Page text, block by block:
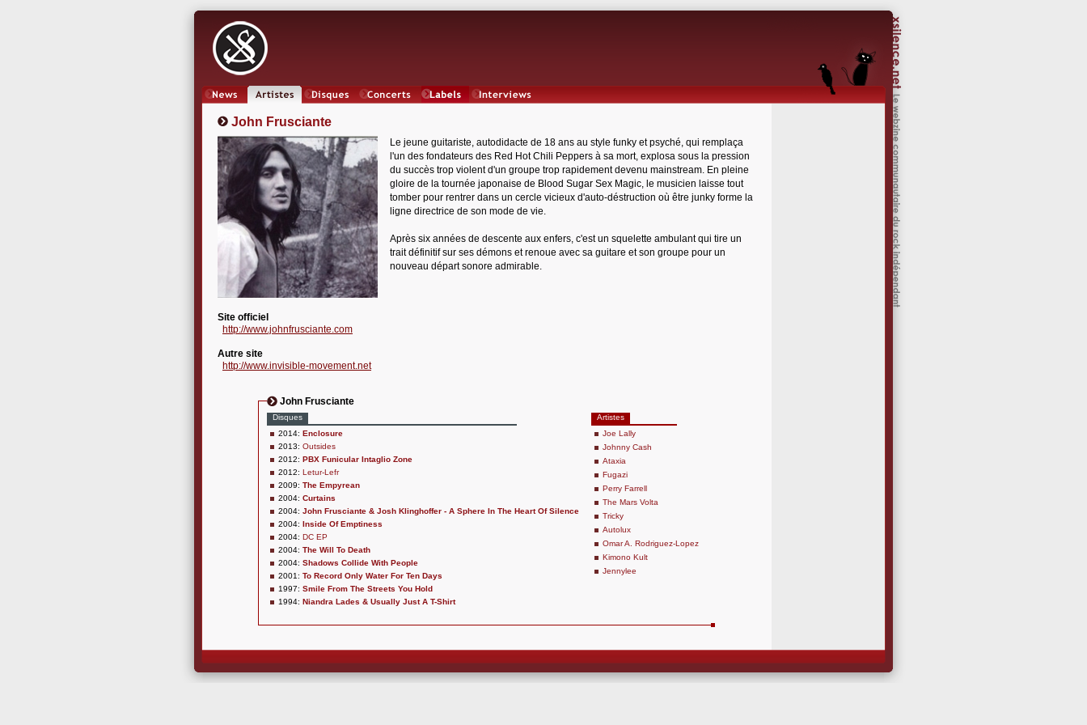
John Frusciante
Le jeune guitariste, autodidacte de 18 ans au style funky et psyché, qui remplaça
l'un des fondateurs des Red Hot Chili Peppers à sa mort, explosa sous la pression
du succès trop violent d'un groupe trop rapidement devenu mainstream. En pleine
gloire de la tournée japonaise de Blood Sugar Sex Magic, le musicien laisse tout
tomber pour rentrer dans un cercle vicieux d'auto-déstruction où être junky forme la
ligne directrice de son mode de vie.
Après six années de descente aux enfers, c'est un squelette ambulant qui tire un
trait définitif sur ses démons et renoue avec sa guitare et son groupe pour un
nouveau départ sonore admirable.
Site officiel
http://www.johnfrusciante.com
Autre site
http://www.invisible-movement.net
John Frusciante
Disques
2014: Enclosure
2013: Outsides
2012: PBX Funicular Intaglio Zone
2012: Letur-Lefr
2009: The Empyrean
2004: Curtains
2004: John Frusciante & Josh Klinghoffer - A Sphere In The Heart Of Silence
2004: Inside Of Emptiness
2004: DC EP
2004: The Will To Death
2004: Shadows Collide With People
2001: To Record Only Water For Ten Days
1997: Smile From The Streets You Hold
1994: Niandra Lades & Usually Just A T-Shirt
Artistes
Joe Lally
Johnny Cash
Ataxia
Fugazi
Perry Farrell
The Mars Volta
Tricky
Autolux
Omar A. Rodriguez-Lopez
Kimono Kult
Jennylee